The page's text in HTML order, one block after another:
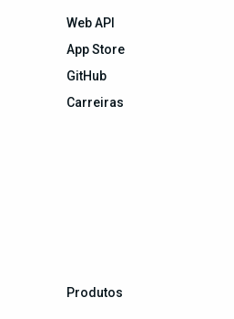
Web API
App Store
GitHub
Carreiras
Produtos